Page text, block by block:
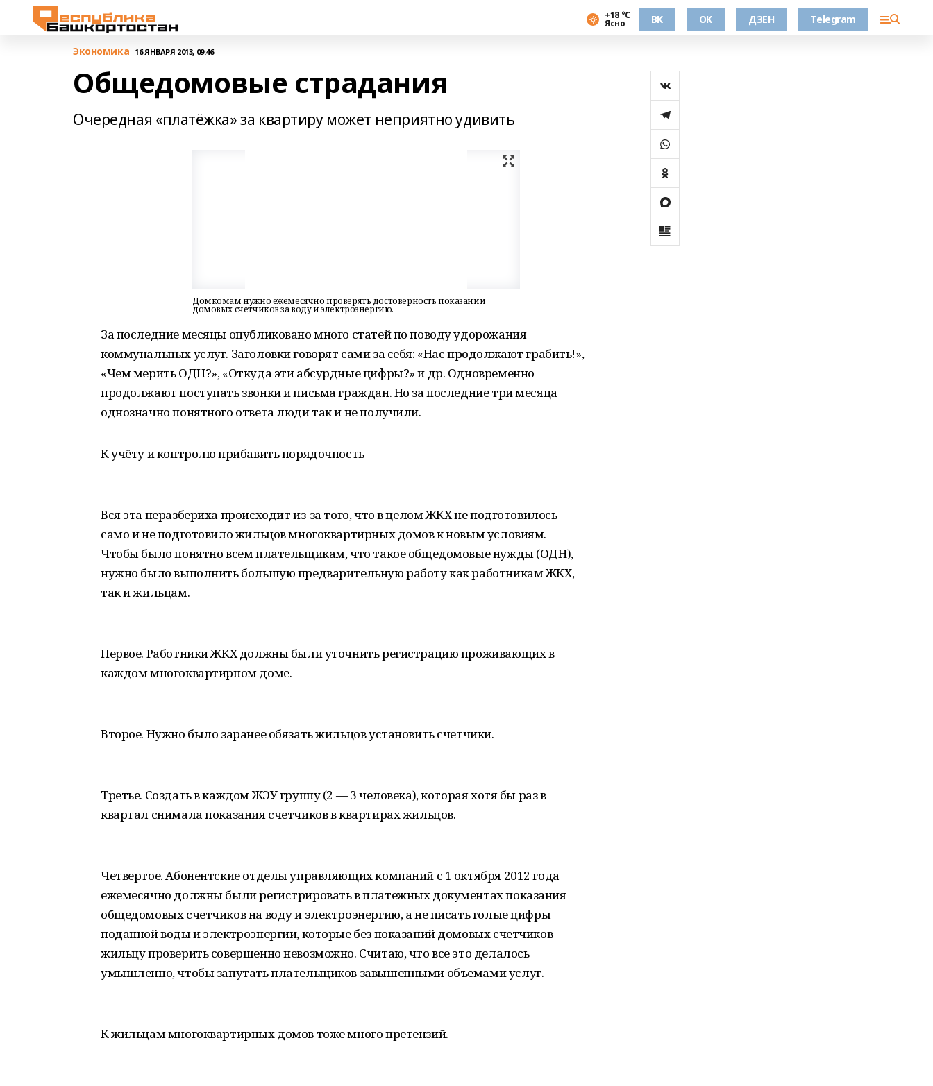
+18 °С
Ясно ВК OK ДЗЕН Telegram
Экономика 16 ЯНВАРЯ 2013, 09:46
Общедомовые страдания
Очередная «платёжка» за квартиру может неприятно удивить
Домкомам нужно ежемесячно проверять достоверность показаний
домовых счетчиков за воду и электроэнергию.
За последние месяцы опубликовано много статей по поводу удорожания
коммунальных услуг. Заголовки говорят сами за себя: «Нас продолжают грабить!»,
«Чем мерить ОДН?», «Откуда эти абсурдные цифры?» и др. Одновременно
продолжают поступать звонки и письма граждан. Но за последние три месяца
однозначно понятного ответа люди так и не получили.
К учёту и контролю прибавить порядочность
Вся эта неразбериха происходит из-за того, что в целом ЖКХ не подготовилось
само и не подготовило жильцов многоквартирных домов к новым условиям.
Чтобы было понятно всем плательщикам, что такое общедомовые нужды (ОДН),
нужно было выполнить большую предварительную работу как работникам ЖКХ,
так и жильцам.
Первое. Работники ЖКХ должны были уточнить регистрацию проживающих в
каждом многоквартирном доме.
Второе. Нужно было заранее обязать жильцов установить счетчики.
Третье. Создать в каждом ЖЭУ группу (2 — 3 человека), которая хотя бы раз в
квартал снимала показания счетчиков в квартирах жильцов.
Четвертое. Абонентские отделы управляющих компаний с 1 октября 2012 года
ежемесячно должны были регистрировать в платежных документах показания
общедомовых счетчиков на воду и электроэнергию, а не писать голые цифры
поданной воды и электроэнергии, которые без показаний домовых счетчиков
жильцу проверить совершенно невозможно. Считаю, что все это делалось
умышленно, чтобы запутать плательщиков завышенными объемами услуг.
К жильцам многоквартирных домов тоже много претензий.